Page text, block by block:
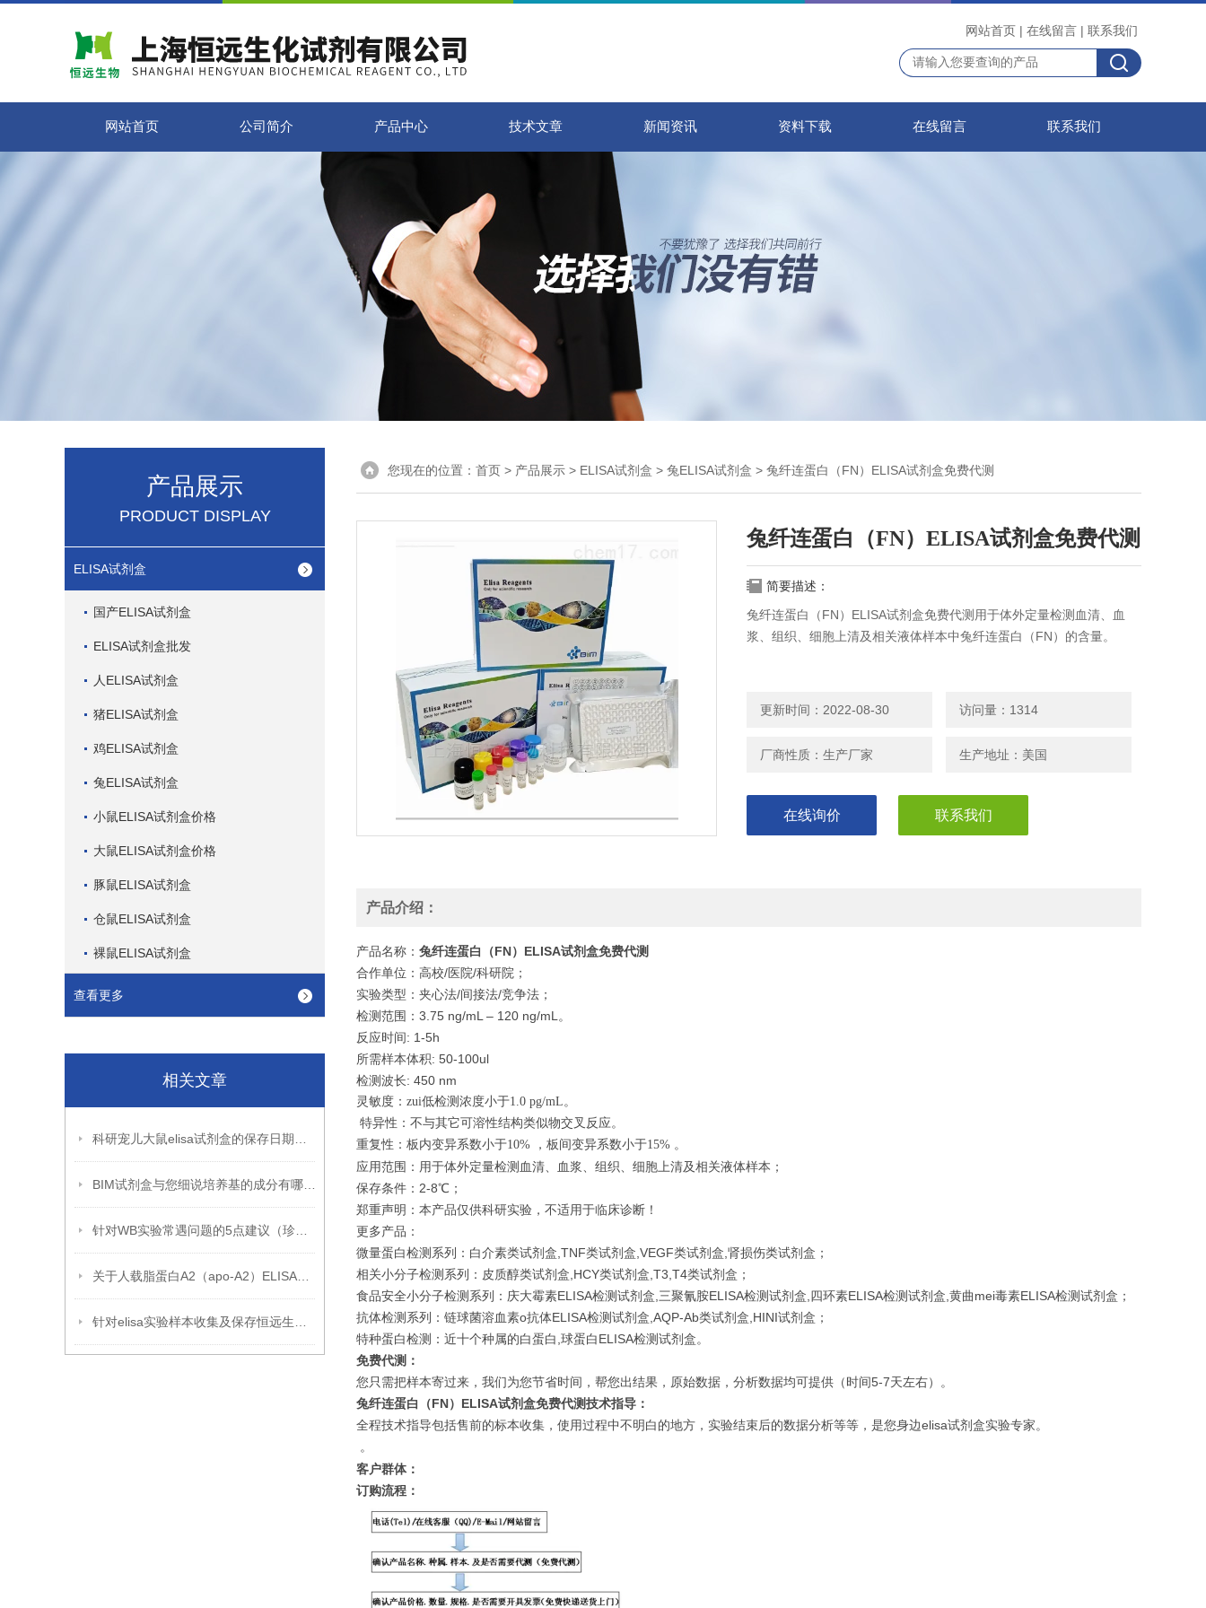
网站首页 | 在线留言 | 联系我们
网站首页 公司简介 产品中心 技术文章 新闻资讯 资料下载 在线留言 联系我们
产品展示
PRODUCT DISPLAY
ELISA试剂盒
国产ELISA试剂盒
ELISA试剂盒批发
人ELISA试剂盒
猪ELISA试剂盒
鸡ELISA试剂盒
兔ELISA试剂盒
小鼠ELISA试剂盒价格
大鼠ELISA试剂盒价格
豚鼠ELISA试剂盒
仓鼠ELISA试剂盒
裸鼠ELISA试剂盒
查看更多
相关文章
您现在的位置： 首页 > 产品展示 > ELISA试剂盒 > 兔ELISA试剂盒 > 兔纤连蛋白（FN）ELISA试剂盒免费代测
兔纤连蛋白（FN）ELISA试剂盒免费代测
简要描述：
兔纤连蛋白（FN）ELISA试剂盒免费代测用于体外定量检测血清、血
浆、组织、细胞上清及相关液体样本中兔纤连蛋白（FN）的含量。
更新时间：2022-08-30 访问量：1314
厂商性质：生产厂家 生产地址：美国
在线询价 联系我们
产品介绍：
产品名称： 兔纤连蛋白（FN）ELISA试剂盒免费代测
合作单位：高校/医院/科研院；
实验类型：夹心法/间接法/竞争法；
检测范围：3.75 ng/mL – 120 ng/mL。
反应时间: 1-5h
所需样本体积: 50-100ul
检测波长: 450 nm
灵敏度：zui低检测浓度小于1.0 pg/mL。
特异性：不与其它可溶性结构类似物交叉反应。
重复性：板内变异系数小于10% ，板间变异系数小于15% 。
应用范围：用于体外定量检测血清、血浆、组织、细胞上清及相关液体样本；
保存条件：2-8℃；
郑重声明：本产品仅供科研实验，不适用于临床诊断！
更多产品：
微量蛋白检测系列：白介素类试剂盒,TNF类试剂盒,VEGF类试剂盒,肾损伤类试剂盒；
相关小分子检测系列：皮质醇类试剂盒,HCY类试剂盒,T3,T4类试剂盒；
食品安全小分子检测系列：庆大霉素ELISA检测试剂盒,三聚氰胺ELISA检测试剂盒,四环素ELISA检测试剂盒,黄曲mei毒素ELISA检测试剂盒；
抗体检测系列：链球菌溶血素o抗体ELISA检测试剂盒,AQP-Ab类试剂盒,HINI试剂盒；
特种蛋白检测：近十个种属的白蛋白,球蛋白ELISA检测试剂盒。
免费代测：
您只需把样本寄过来，我们为您节省时间，帮您出结果，原始数据，分析数据均可提供（时间5-7天左右）。
兔纤连蛋白（FN）ELISA试剂盒免费代测技术指导：
全程技术指导包括售前的标本收集，使用过程中不明白的地方，实验结束后的数据分析等等，是您身边elisa试剂盒实验专家。
。
客户群体：
订购流程：